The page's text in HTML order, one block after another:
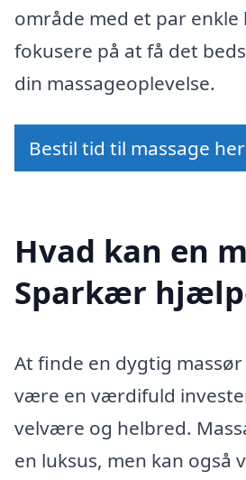
område med et par enkle
fokusere på at få det
din massageoplevelse.
Bestil tid til massage
Hvad kan en
Sparkær
At finde en dygtig
være en værdifuld
velvære og helbred.
en luksus, men kan også